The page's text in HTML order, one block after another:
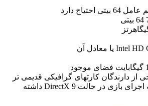
دارد
از دارندگان کارتهای گرافیکی قدیمی تر
ATI ممکن است نیاز به اجرای بازی در حالت DirectX 9 داشته